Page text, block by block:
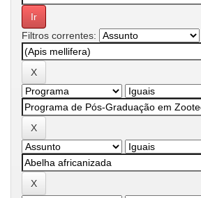
Filtros correntes: